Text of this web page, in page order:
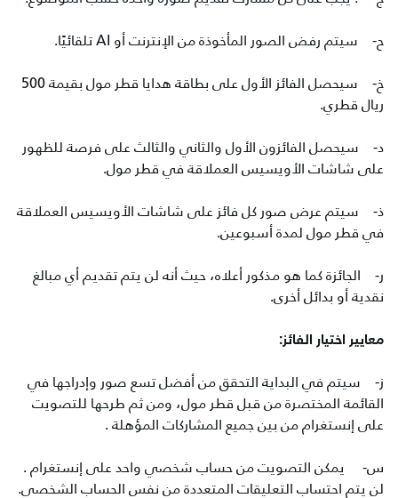
ح‌- سيتم رفض الصور المأخوذة من الإنترنت أو AI تلقائيًا.
خ‌- سيحصل الفائز الأول على بطاقة هدايا قطر مول بقيمة 500
ريال قطري.
د‌- سيحصل الفائزون الأول والثاني والثالث على فرصة للظهور
على شاشات الأويسيس العملاقة في قطر مول.
ذ‌- سيتم عرض صور كل فائز على شاشات الأويسيس العملاقة
في قطر مول لمدة أسبوعين.
ر‌- الجائزة كما هو مذكور أعلاه، حيث أنه لن يتم تقديم أي مبالغ
نقدية أو بدائل أخرى.
معايير اختيار الفائز:
ز‌- سيتم في البداية التحقق من أفضل تسع صور وإدراجها في
القائمة المختصرة من قبل قطر مول، ومن ثم طرحها للتصويت
على إنستغرام من بين جميع المشاركات المؤهلة .
س‌- يمكن التصويت من حساب شخصي واحد على إنستغرام .
لن يتم احتساب التعليقات المتعددة من نفس الحساب الشخصي.